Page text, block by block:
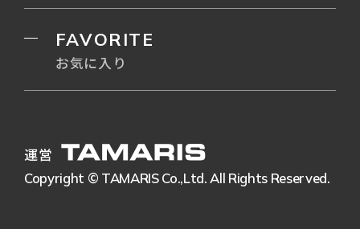
FAVORITE
お気に入り
運営
Copyright © TAMARIS Co.,Ltd. All Rights Reserved.